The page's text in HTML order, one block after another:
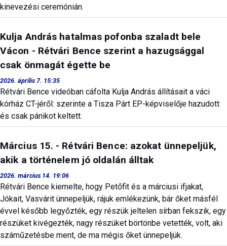
kinevezési ceremónián.
Kulja András hatalmas pofonba szaladt bele
Vácon - Rétvári Bence szerint a hazugsággal
csak önmagát égette be
2026. április 7. 15:35
Rétvári Bence videóban cáfolta Kulja András állításait a váci
kórház CT-jéről: szerinte a Tisza Párt EP-képviselője hazudott
és csak pánikot keltett.
Március 15. - Rétvári Bence: azokat ünnepeljük,
akik a történelem jó oldalán álltak
2026. március 14. 19:06
Rétvári Bence kiemelte, hogy Petőfit és a márciusi ifjakat,
Jókait, Vasvárit ünnepeljük, rájuk emlékezünk, bár őket másfél
évvel később legyőzték, egy részük jeltelen sírban fekszik, egy
részüket kivégezték, nagy részüket börtönbe vetették, volt, aki
száműzetésbe ment, de ma mégis őket ünnepeljük.